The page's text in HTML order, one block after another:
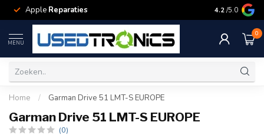
Apple Reparaties Samsung
4.2 /5.0
MENU
0
Home / Garman Drive 51 LMT-S EUROPE
Garman Drive 51 LMT-S EUROPE
(0)